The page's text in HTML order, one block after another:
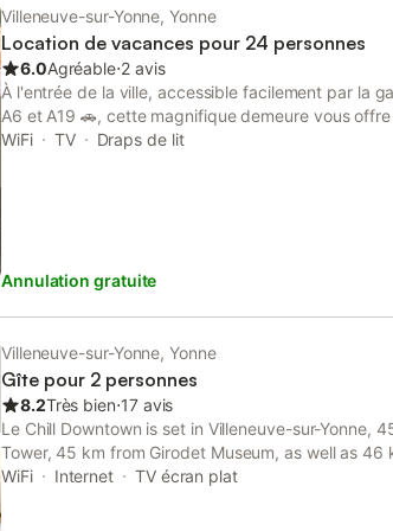
Villeneuve-sur-Yonne, Yonne
Location de vacances pour 24 personnes
6.0Agréable⋅2 avis
À l'entrée de la ville, accessible facilement par la
A6 et A19 🚗, cette magnifique demeure vous
que vous recherchez. Que ce soit pour un mariage
idéalement situé à Villeneuve-sur-Yonne, à
jardin arboré 🌸 et de la terrasse 🌞, véritables
partager des moments inoubliables en famille,
invités. Petit tour de cette magnifique demeure 🏰 :
couchages) 🛏️ :2 canapés convertibles Grande
splendide escalier. Un bureau privé 🖥️, idéal pour
d’intimité (accès réservé). Un salon spacieux avec
WiFi TV Draps de lit
Annulation gratuite
Villeneuve-sur-Yonne, Yonne
Gîte pour 2 personnes
8.2Très bien⋅17 avis
Le Chill Downtown is set in Villeneuve-sur-Yonne,
Tower, 45 km from Girodet Museum, as well as 46
station.
WiFi Internet TV écran plat